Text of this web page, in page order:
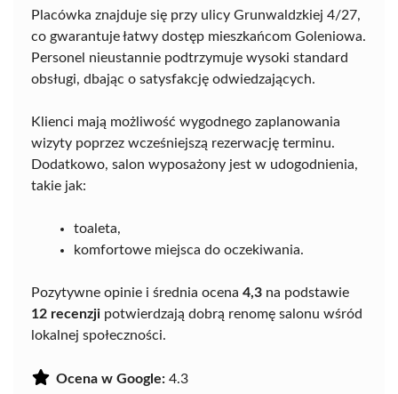
Placówka znajduje się przy ulicy Grunwaldzkiej 4/27,
co gwarantuje łatwy dostęp mieszkańcom Goleniowa.
Personel nieustannie podtrzymuje wysoki standard
obsługi, dbając o satysfakcję odwiedzających.
Klienci mają możliwość wygodnego zaplanowania
wizyty poprzez wcześniejszą rezerwację terminu.
Dodatkowo, salon wyposażony jest w udogodnienia,
takie jak:
toaleta,
komfortowe miejsca do oczekiwania.
Pozytywne opinie i średnia ocena 4,3 na podstawie
12 recenzji potwierdzają dobrą renomę salonu wśród
lokalnej społeczności.
Ocena w Google: 4.3